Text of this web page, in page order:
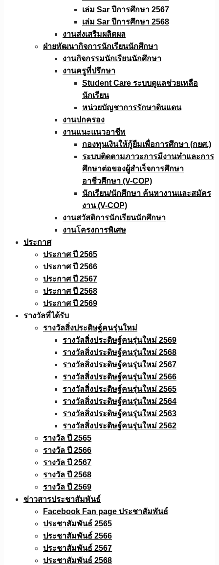
เล่ม Sar ปีการศึกษา 2567
เล่ม Sar ปีการศึกษา 2568
งานส่งเสริมผลิตผล
ฝ่ายพัฒนากิจการนักเรียนนักศึกษา
งานกิจกรรมนักเรียนนักศึกษา
งานครูที่ปรึกษา
Student Care ระบบดูแลช่วยเหลือ
นักเรียน
หน่วยบัญชาการรักษาดินแดน
งานปกครอง
งานแนะแนวอาชีพ
กองทุนเงินให้กู้ยืมเพื่อการศึกษา (กยศ.)
ระบบติดตามภาวะการมีงานทำและการ
ศึกษาต่อของผู้สำเร็จการศึกษา
อาชีวศึกษา (V-COP)
นักเรียน/นักศึกษา ค้นหางานและสมัคร
งาน (V-COP)
งานสวัสดิการนักเรียนนักศึกษา
งานโครงการพิเศษ
ประกาศ
ประกาศ ปี 2565
ประกาศ ปี 2566
ประกาศ ปี 2567
ประกาศ ปี 2568
ประกาศ ปี 2569
รางวัลที่ได้รับ
รางวัลสิ่งประดิษฐ์คนรุ่นใหม่
รางวัลสิ่งประดิษฐ์คนรุ่นใหม่ 2569
รางวัลสิ่งประดิษฐ์คนรุ่นใหม่ 2568
รางวัลสิ่งประดิษฐ์คนรุ่นใหม่ 2567
รางวัลสิ่งประดิษฐ์คนรุ่นใหม่ 2566
รางวัลสิ่งประดิษฐ์คนรุ่นใหม่ 2565
รางวัลสิ่งประดิษฐ์คนรุ่นใหม่ 2564
รางวัลสิ่งประดิษฐ์คนรุ่นใหม่ 2563
รางวัลสิ่งประดิษฐ์คนรุ่นใหม่ 2562
รางวัล ปี 2565
รางวัล ปี 2566
รางวัล ปี 2567
รางวัล ปี 2568
รางวัล ปี 2569
ข่าวสารประชาสัมพันธ์
Facebook Fan page ประชาสัมพันธ์
ประชาสัมพันธ์ 2565
ประชาสัมพันธ์ 2566
ประชาสัมพันธ์ 2567
ประชาสัมพันธ์ 2568